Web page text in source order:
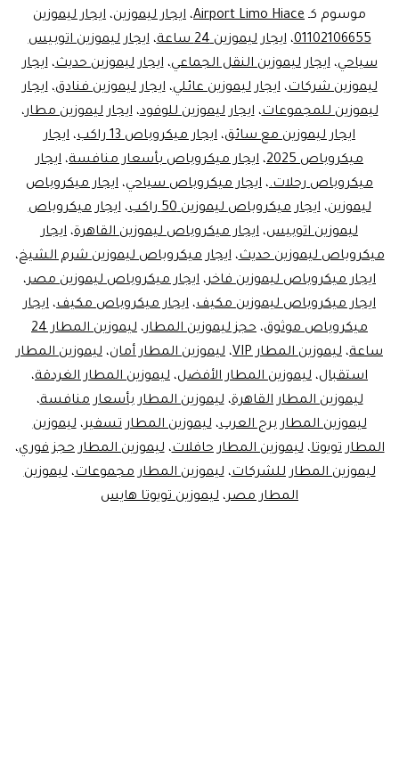
/
Airport
Limo
VIP
Service
&
ايجار
ميكروباص
ليموزين
/
Limo
Minibus
Rental
موسوم كـ Airport Limo Hiace، ايجار ليموزين، ايجار ليموزين
01102106655،ايجار ليموزين 24 ساعة ،ايجار ليموزين اتوبيس
سياحي،ايجار ليموزين النقل الجماعي،ايجار ليموزين حديث،ايجار
ليموزين شركات،ايجار ليموزين عائلي،ايجار ليموزين فنادق،ايجار
ليموزين للمجموعات،ايجار ليموزين للوفود،ايجار ليموزين مطار،
ايجار ليموزين مع سائق، ايجار ميكروباص 13 راكب ، ايجار
ميكروباص 2025
، ايجار ميكروباص بأسعار منافسة، ايجار
ميكروباص رحلات.، ايجار ميكروباص سياحي، ايجار ميكروباص
ليموزين،ايجار ميكروباص ليموزين 50 راكب ،ايجار ميكروباص
ليموزين اتوبيس، ايجار ميكروباص ليموزين القاهرة، ايجار
ميكروباص ليموزين حديث،ايجار ميكروباص ليموزين شرم الشيخ،
ايجار ميكروباص ليموزين فاخر، ايجار ميكروباص ليموزين مصر،
ايجار ميكروباص ليموزين مكيف، ايجار ميكروباص مكيف، ايجار
ميكروباص موثوق، حجز ليموزين المطار،
ليموزين المطار 24
ساعة، ليموزين المطار VIP ، ليموزين المطار أمان، ليموزين المطار
استقبال، ليموزين المطار الأفضل، ليموزين المطار الغردقة،
ليموزين المطار القاهرة،ليموزين المطار بأسعار منافسة،
ليموزين المطار برج العرب،ليموزين المطار تسفير،ليموزين
المطار تويوتا،ليموزين المطار حافلات،ليموزين المطار حجز فوري،
ليموزين المطار للشركات،ليموزين المطار مجموعات،ليموزين
المطار مصر، ليموزين تويوتا هايس